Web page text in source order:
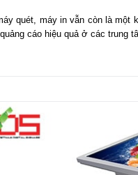
quét, máy in vẫn còn là
cáo hiệu quả ở các trung